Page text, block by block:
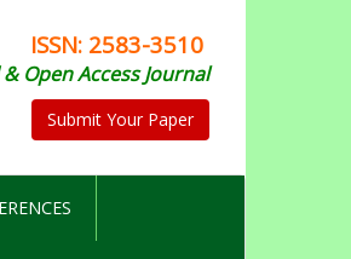
ISSN: 2583-3510
Open Access Journal
Submit Your Paper